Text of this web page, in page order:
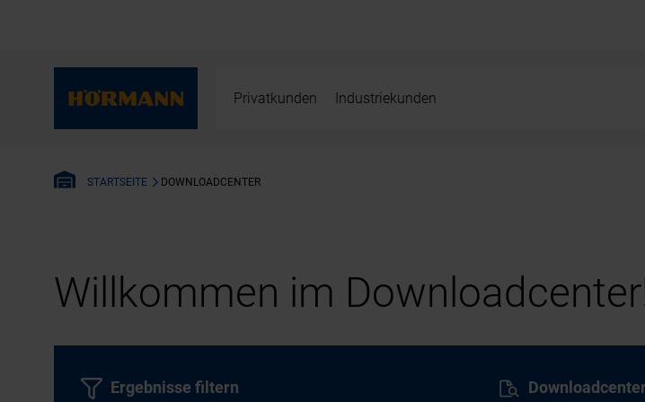
Privatkunden Industriekunden
STARTSEITE DOWNLOADCENTER
Willkommen im
Ergebnisse filtern